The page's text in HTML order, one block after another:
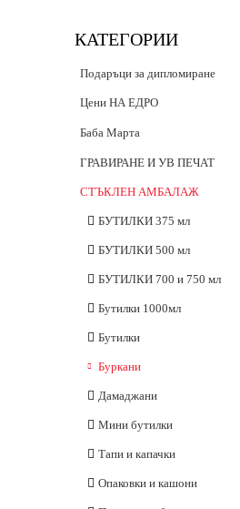
КАТЕГОРИИ
Подаръци за дипломиране
Цени НА ЕДРО
Бутилки
Буркани
Тапи и Капачки
Опаковки
Целофанови пликове
Баба Марта
НОВИ МОДЕЛИ сезон 2025
За закичване
Големи мартеници
Гривни
Мъниста
Дървени фигурки цветни
Елементи за гривни
КОНСИГНАЦИЯ
Гривни десятки
Готови стелажи с мартеници
ПРОМОЦИИ за сезон 2021г.
Гривни
Опаковки
Картончета
Пликчета
Прежди за мартеници
Вълнени прежди
Акрилни прежди
Мартеници 2019
Неопаковани мартеници
Мартеници 2018
ГРАВИРАНЕ И УВ ПЕЧАТ
СТЪКЛЕН АМБАЛАЖ
БУТИЛКИ 375 мл
БУТИЛКИ 500 мл
БУТИЛКИ 700 и 750 мл
Бутилки 1000мл
Бутилки
Буркани
Дамаджани
Мини бутилки
Тапи и капачки
Опаковки и кашони